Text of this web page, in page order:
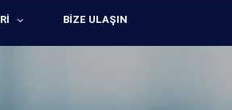
BİZE ULAŞIN